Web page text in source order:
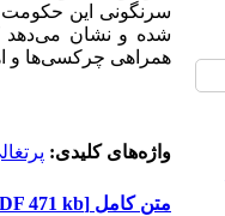
سرنگونی این حکومت
شده و نشان می‌دهد
همراهی چرکسی‌ها و
واژه‌های کلیدی:
متن کامل [PDF 471 kb]